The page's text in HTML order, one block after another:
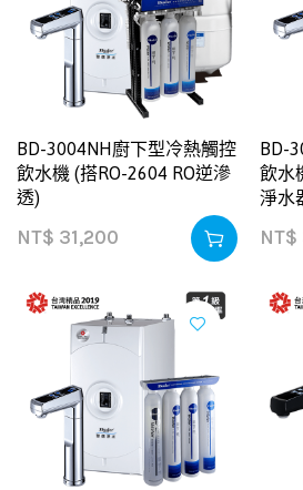
BD-3004NH廚下型冷熱觸控
飲水機 (搭RO-2604 RO逆滲
透)
NT$ 31,200
BD-
飲水
淨水
NT$